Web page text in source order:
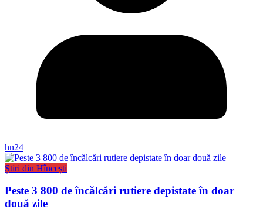
hn24
Știri din Hîncești
Peste 3 800 de încălcări rutiere depistate în doar
două zile